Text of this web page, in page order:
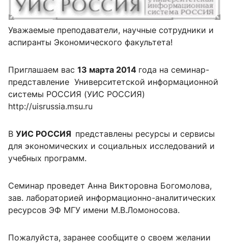
Уважаемые преподаватели, научные сотрудники и
аспиранты Экономического факультета!
Приглашаем вас 13 марта 2014 года на семинар-
представление Университетской информационной
системы РОССИЯ (УИС РОССИЯ)
http://uisrussia.msu.ru
В УИС РОССИЯ представлены ресурсы и сервисы
для экономических и социальных исследований и
учебных программ.
Семинар проведет Анна Викторовна Богомолова,
зав. лабораторией информационно-аналитических
ресурсов ЭФ МГУ имени М.В.Ломоносова.
Пожалуйста, заранее сообщите о своем желании